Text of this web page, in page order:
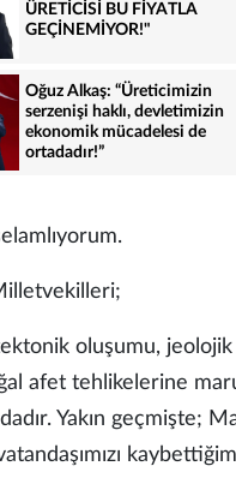
ÜRETİCİSİ BU FİYATLA
GEÇİNEMİYOR!"
Oğuz Alkaş: “Üreticimizin
serzenişi haklı, devletimizin
ekonomik mücadelesi de
ortadadır!”
oluşumu,
afet tehlikelerine
Yakın geçmişte;